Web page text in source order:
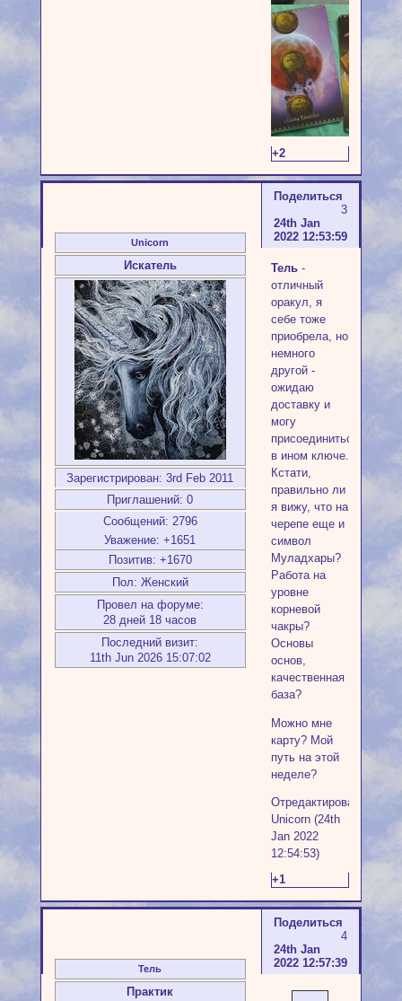
+2
Поделиться
3
24th Jan
2022 12:53:59
Unicorn
Искатель
Зарегистрирован: 3rd Feb 2011
Приглашений: 0
Сообщений: 2796
Уважение: +1651
Позитив: +1670
Пол: Женский
Провел на форуме:
28 дней 18 часов
Последний визит:
11th Jun 2026 15:07:02
Тель-
отличный
оракул, я
себе тоже
приобрела, но
немного
другой -
ожидаю
доставку и
могу
присоединиться
в ином ключе.
Кстати,
правильно ли
я вижу, что на
черепе еще и
символ
Муладхары?
Работа на
уровне
корневой
чакры?
Основы
основ,
качественная
база?
Можно мне
карту? Мой
путь на этой
неделе?
Отредактировано
Unicorn (24th
Jan 2022
12:54:53)
+1
Поделиться
4
24th Jan
2022 12:57:39
Тель
Практик